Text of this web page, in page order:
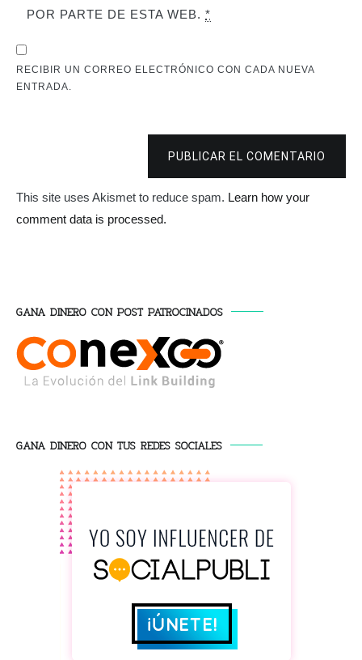
POR PARTE DE ESTA WEB. *
RECIBIR UN CORREO ELECTRÓNICO CON CADA NUEVA
ENTRADA.
PUBLICAR EL COMENTARIO
This site uses Akismet to reduce spam. Learn how your
comment data is processed.
GANA DINERO CON POST PATROCINADOS
GANA DINERO CON TUS REDES SOCIALES